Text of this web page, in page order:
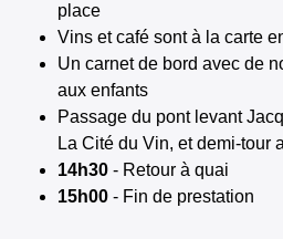
place
Vins et café sont à la carte
Un carnet de bord avec de
aux enfants
Passage du pont levant
La Cité du Vin, et demi-tour
14h30 - Retour à quai
15h00 - Fin de prestation